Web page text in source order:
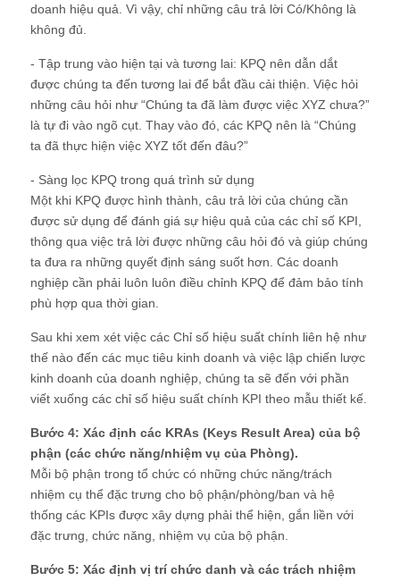
doanh hiệu quả. Vì vậy, chỉ những câu trả lời Có/Không là
không đủ.
- Tập trung vào hiện tại và tương lai: KPQ nên dẫn dắt
được chúng ta đến tương lai để bắt đầu cải thiện. Việc hỏi
những câu hỏi như “Chúng ta đã làm được việc XYZ chưa?”
là tự đi vào ngõ cụt. Thay vào đó, các KPQ nên là “Chúng
ta đã thực hiện việc XYZ tốt đến đâu?”
- Sàng lọc KPQ trong quá trình sử dụng
Một khi KPQ được hình thành, câu trả lời của chúng cần
được sử dụng để đánh giá sự hiệu quả của các chỉ số KPI,
thông qua việc trả lời được những câu hỏi đó và giúp chúng
ta đưa ra những quyết định sáng suốt hơn. Các doanh
nghiệp cần phải luôn luôn điều chỉnh KPQ để đảm bảo tính
phù hợp qua thời gian.
Sau khi xem xét việc các Chỉ số hiệu suất chính liên hệ như
thế nào đến các mục tiêu kinh doanh và việc lập chiến lược
kinh doanh của doanh nghiệp, chúng ta sẽ đến với phần
viết xuống các chỉ số hiệu suất chính KPI theo mẫu thiết kế.
Bước 4: Xác định các KRAs (Keys Result Area) của bộ
phận (các chức năng/nhiệm vụ của Phòng).
Mỗi bộ phận trong tổ chức có những chức năng/trách
nhiệm cụ thể đặc trưng cho bộ phận/phòng/ban và hệ
thống các KPIs được xây dựng phải thể hiện, gắn liền với
đặc trưng, chức năng, nhiệm vụ của bộ phận.
Bước 5: Xác định vị trí chức danh và các trách nhiệm